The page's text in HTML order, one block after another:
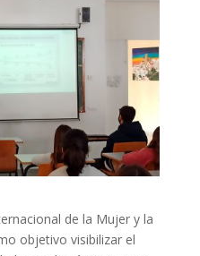
de la Mujer y la
objetivo visibilizar el